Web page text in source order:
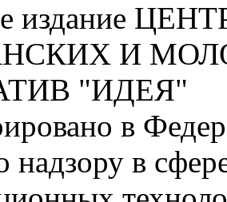
издание
И
"ИДЕЯ"
в
надзору в